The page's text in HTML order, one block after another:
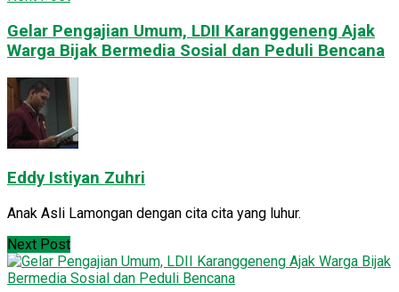
Gelar Pengajian Umum, LDII Karanggeneng Ajak
Warga Bijak Bermedia Sosial dan Peduli Bencana
Eddy Istiyan Zuhri
Anak Asli Lamongan dengan cita cita yang luhur.
Next Post